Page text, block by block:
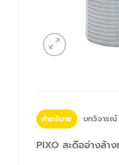
คำอธิบาย บทวิจาร
PIXO สะดืออ่างล้า